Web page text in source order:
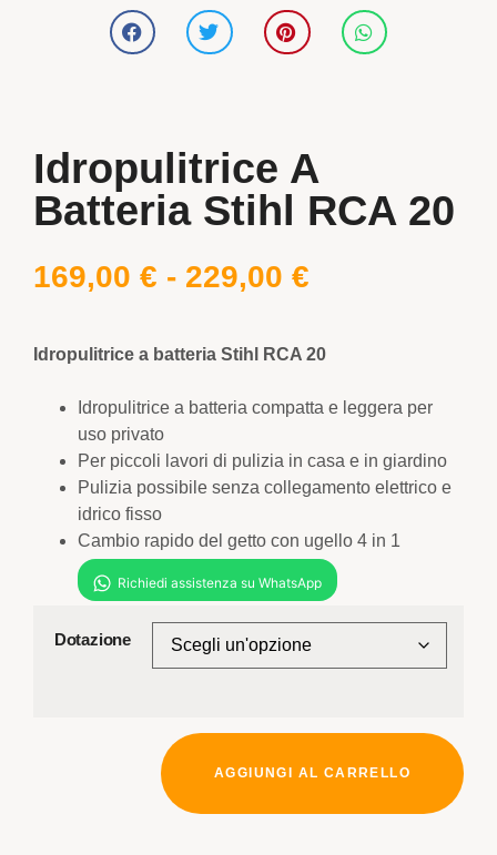
Idropulitrice A
Batteria Stihl RCA 20
169,00 € - 229,00 €
Idropulitrice a batteria Stihl RCA 20
Idropulitrice a batteria compatta e leggera per
uso privato
Per piccoli lavori di pulizia in casa e in giardino
Pulizia possibile senza collegamento elettrico e
idrico fisso
Cambio rapido del getto con ugello 4 in 1
Dotazione
AGGIUNGI AL CARRELLO